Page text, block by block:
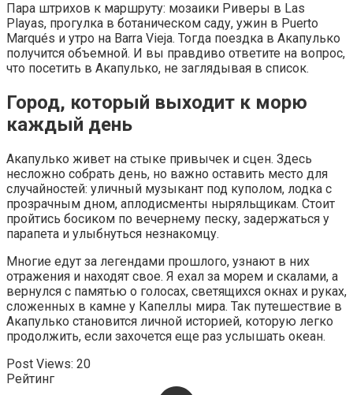
Пара штрихов к маршруту: мозаики Риверы в Las
Playas, прогулка в ботаническом саду, ужин в Puerto
Marqués и утро на Barra Vieja. Тогда поездка в Акапулько
получится объемной. И вы правдиво ответите на вопрос,
что посетить в Акапулько, не заглядывая в список.
Город, который выходит к морю
каждый день
Акапулько живет на стыке привычек и сцен. Здесь
несложно собрать день, но важно оставить место для
случайностей: уличный музыкант под куполом, лодка с
прозрачным дном, аплодисменты ныряльщикам. Стоит
пройтись босиком по вечернему песку, задержаться у
парапета и улыбнуться незнакомцу.
Многие едут за легендами прошлого, узнают в них
отражения и находят свое. Я ехал за морем и скалами, а
вернулся с памятью о голосах, светящихся окнах и руках,
сложенных в камне у Капеллы мира. Так путешествие в
Акапулько становится личной историей, которую легко
продолжить, если захочется еще раз услышать океан.
Post Views: 20
Рейтинг